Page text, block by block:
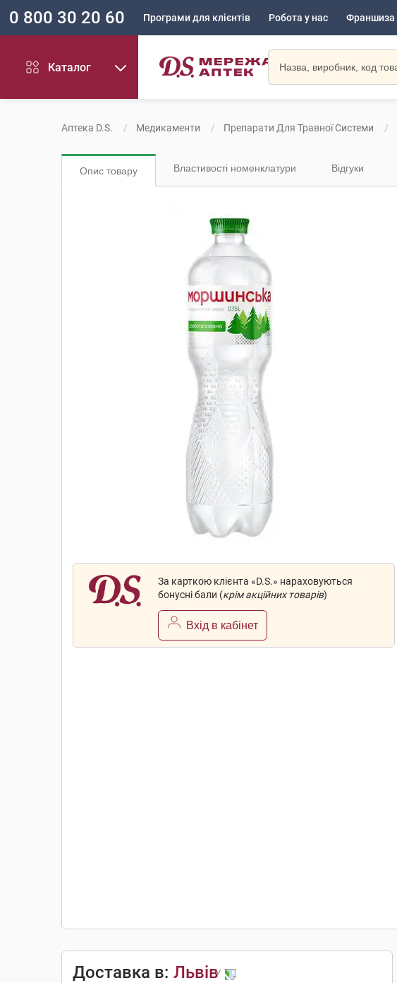
0 800 30 20 60 Програми для клієнтів Робота у нас Франшиза
Каталог
Аптека D.S. Медикаменти Препарати Для Травної Системи
Опис товару Властивості номенклатури Відгуки
За карткою клієнта «D.S.» нараховуються
бонусні бали (крім акційних товарів)
Вхід в кабінет
Доставка в: Львів